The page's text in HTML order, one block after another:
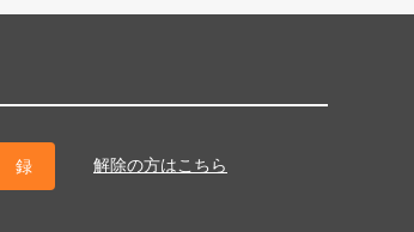
解除の方はこちら